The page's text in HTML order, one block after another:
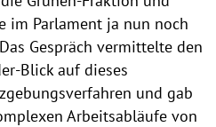
im Parlament ja nun noch
Gespräch vermittelte den
Blick auf dieses
und gab
Arbeitsabläufe von